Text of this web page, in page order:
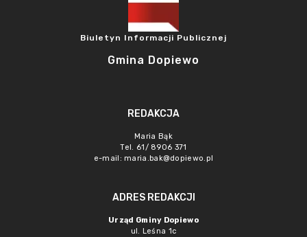
Biuletyn Informacji Publicznej
Gmina Dopiewo
REDAKCJA
Maria Bąk
Tel. 61/ 8906 371
e-mail: maria.bak@dopiewo.pl
ADRES REDAKCJI
Urząd Gminy Dopiewo
ul. Leśna 1c